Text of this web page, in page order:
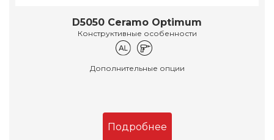
D5050 Ceramo Optimum
Конструктивные особенности
Дополнительные опции
Подробнее